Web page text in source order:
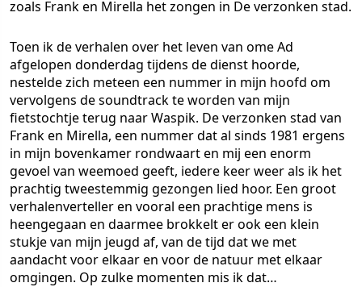
zoals Frank en Mirella het zongen in De verzonken stad.
Toen ik de verhalen over het leven van ome Ad
afgelopen donderdag tijdens de dienst hoorde,
nestelde zich meteen een nummer in mijn hoofd om
vervolgens de soundtrack te worden van mijn
fietstochtje terug naar Waspik. De verzonken stad van
Frank en Mirella, een nummer dat al sinds 1981 ergens
in mijn bovenkamer rondwaart en mij een enorm
gevoel van weemoed geeft, iedere keer weer als ik het
prachtig tweestemmig gezongen lied hoor. Een groot
verhalenverteller en vooral een prachtige mens is
heengegaan en daarmee brokkelt er ook een klein
stukje van mijn jeugd af, van de tijd dat we met
aandacht voor elkaar en voor de natuur met elkaar
omgingen. Op zulke momenten mis ik dat…